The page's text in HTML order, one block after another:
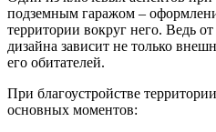
подземным гаражом –
территории вокруг него. Ведь
дизайна зависит не только
его обитателей.
При благоустройстве
основных моментов: